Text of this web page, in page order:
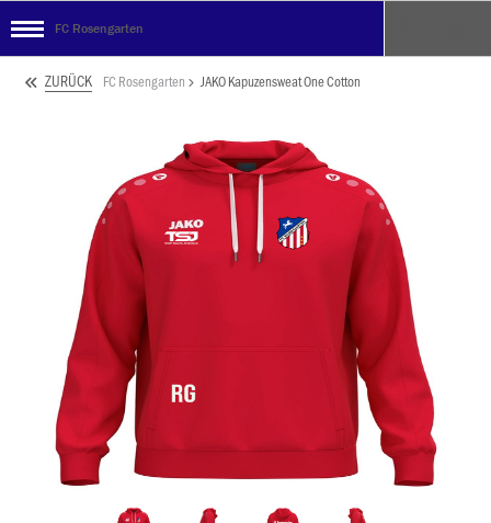
FC Rosengarten
ZURÜCK FC Rosengarten JAKO Kapuzensweat One Cotton